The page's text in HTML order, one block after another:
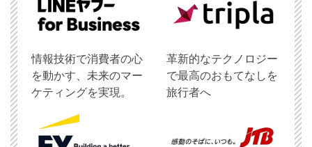
情報技術で消費者の心
を動かす、未来のマー
ケティングを実現。
革新的なテクノロジー
で最高のおもてなしを
旅行者へ